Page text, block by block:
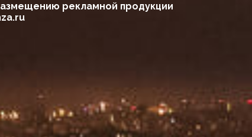
рекламной продукции